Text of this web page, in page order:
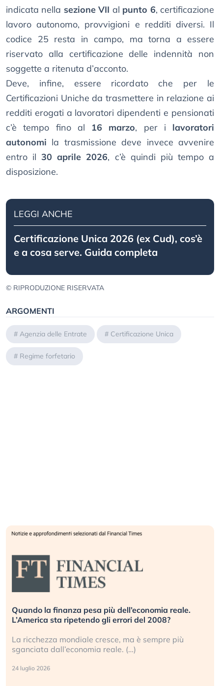
indicata nella sezione VII al punto 6, certificazione
lavoro autonomo, provvigioni e redditi diversi. Il
codice 25 resta in campo, ma torna a essere
riservato alla certificazione delle indennità non
soggette a ritenuta d’acconto.
Deve, infine, essere ricordato che per le
Certificazioni Uniche da trasmettere in relazione ai
redditi erogati a lavoratori dipendenti e pensionati
c’è tempo fino al 16 marzo, per i lavoratori
autonomi la trasmissione deve invece avvenire
entro il30 aprile 2026, c’è quindi più tempo a
disposizione.
LEGGI ANCHE
Certificazione Unica 2026 (ex Cud), cos’è
e a cosa serve. Guida completa
© RIPRODUZIONE RISERVATA
ARGOMENTI
# Agenzia delle Entrate # Certificazione Unica
# Regime forfetario
Quando la finanza pesa più dell’economia reale.
L’America sta ripetendo gli errori del 2008?
La ricchezza mondiale cresce, ma è sempre più
sganciata dall’economia reale. (…)
24 luglio 2026